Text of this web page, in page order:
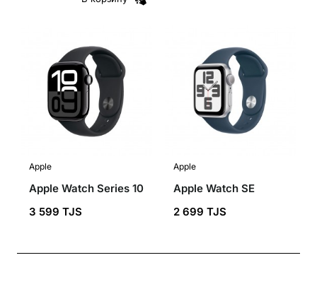
Apple
Apple Watch Series 10
3 599 TJS
Apple
Apple Watch SE
2 699 TJS